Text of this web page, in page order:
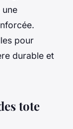
pour
durable et
tote